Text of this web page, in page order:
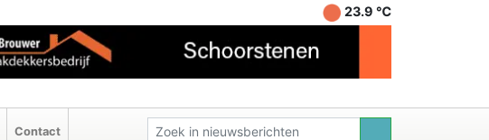
23.9 ℃
Contact